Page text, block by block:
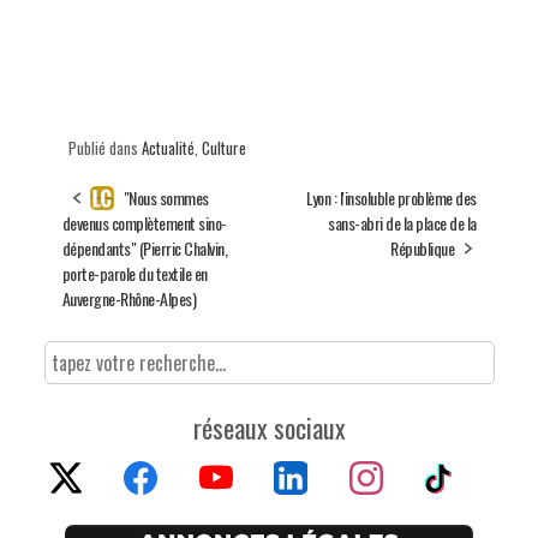
Publié dans Actualité, Culture
"Nous sommes
devenus complètement sino-
dépendants" (Pierric Chalvin,
porte-parole du textile en
Auvergne-Rhône-Alpes)
Lyon : l'insoluble problème des
sans-abri de la place de la
République
réseaux sociaux